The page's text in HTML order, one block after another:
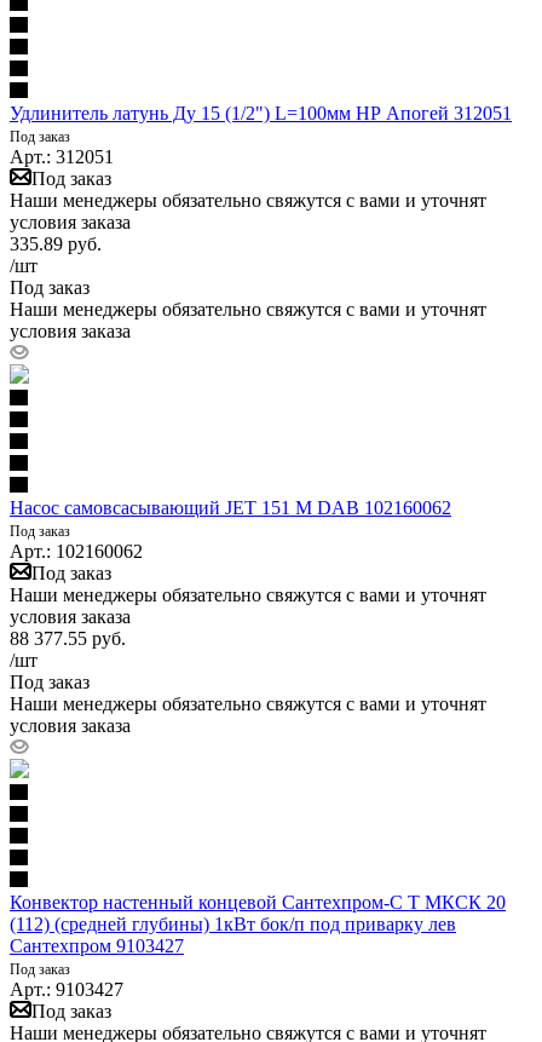
Удлинитель латунь Ду 15 (1/2") L=100мм НР Апогей 312051
Под заказ
Арт.: 312051
Под заказ
Наши менеджеры обязательно свяжутся с вами и уточнят
условия заказа
335.89 руб.
/шт
Под заказ
Наши менеджеры обязательно свяжутся с вами и уточнят
условия заказа
Насос самовсасывающий JET 151 M DAB 102160062
Под заказ
Арт.: 102160062
Под заказ
Наши менеджеры обязательно свяжутся с вами и уточнят
условия заказа
88 377.55 руб.
/шт
Под заказ
Наши менеджеры обязательно свяжутся с вами и уточнят
условия заказа
Конвектор настенный концевой Сантехпром-С Т МКСК 20
(112) (средней глубины) 1кВт бок/п под приварку лев
Сантехпром 9103427
Под заказ
Арт.: 9103427
Под заказ
Наши менеджеры обязательно свяжутся с вами и уточнят